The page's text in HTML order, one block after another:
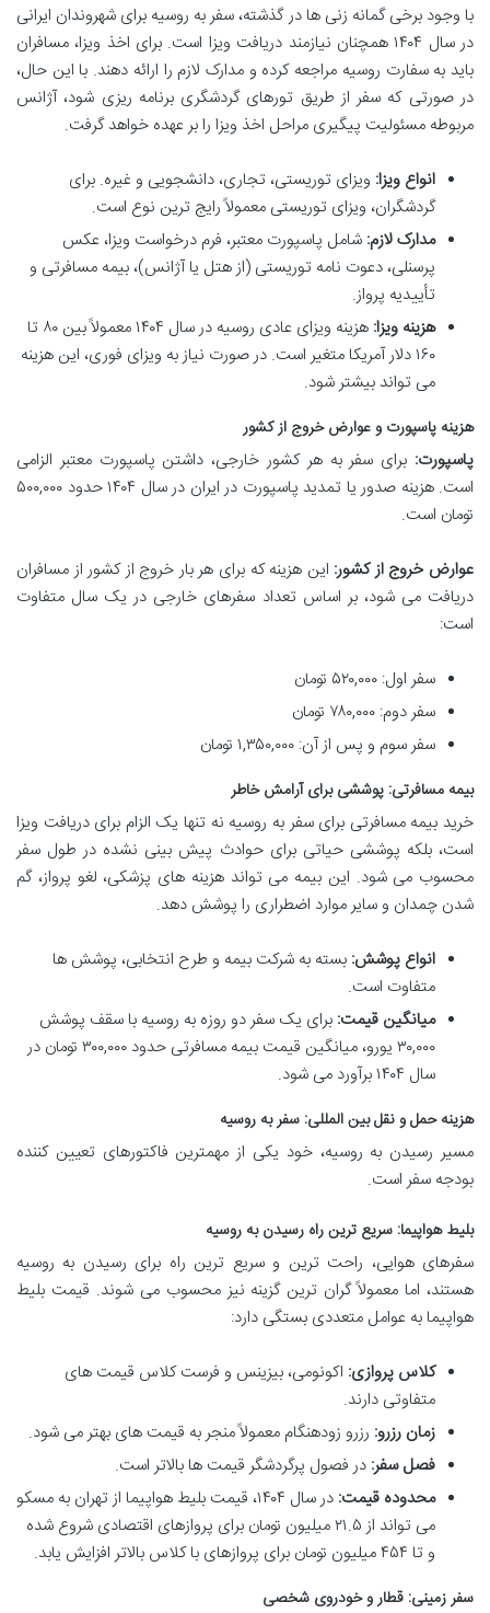
با وجود برخی گمانه زنی ها در گذشته، سفر به روسیه برای شهروندان ایرانی
در سال ۱۴۰۴ همچنان نیازمند دریافت ویزا است. برای اخذ ویزا، مسافران
باید به سفارت روسیه مراجعه کرده و مدارک لازم را ارائه دهند. با این حال،
در صورتی که سفر از طریق تورهای گردشگری برنامه ریزی شود، آژانس
مربوطه مسئولیت پیگیری مراحل اخذ ویزا را بر عهده خواهد گرفت.
انواع ویزا: ویزای توریستی، تجاری، دانشجویی و غیره. برای
گردشگران، ویزای توریستی معمولاً رایج ترین نوع است.
مدارک لازم: شامل پاسپورت معتبر، فرم درخواست ویزا، عکس
پرسنلی، دعوت نامه توریستی (از هتل یا آژانس)، بیمه مسافرتی و
تأییدیه پرواز.
هزینه ویزا:
هزینه ویزای عادی روسیه در سال ۱۴۰۴ معمولاً بین ۸۰ تا
۱۶۰ دلار آمریکا متغیر است. در صورت نیاز به ویزای فوری، این هزینه
می تواند بیشتر شود.
هزینه پاسپورت و عوارض خروج از کشور
پاسپورت: برای سفر به هر کشور خارجی، داشتن پاسپورت معتبر الزامی
است. هزینه صدور یا تمدید پاسپورت در ایران در سال ۱۴۰۴ حدود ۵۰۰,۰۰۰
تومان است.
عوارض خروج از کشور: این هزینه که برای هر بار خروج از کشور از مسافران
دریافت می شود، بر اساس تعداد سفرهای خارجی در یک سال متفاوت
است:
سفر اول: ۵۲۰,۰۰۰ تومان
سفر دوم: ۷۸۰,۰۰۰ تومان
سفر سوم و پس از آن: ۱,۳۵۰,۰۰۰ تومان
بیمه مسافرتی: پوششی برای آرامش خاطر
خرید بیمه مسافرتی برای سفر به روسیه نه تنها یک الزام برای دریافت ویزا
است، بلکه پوششی حیاتی برای حوادث پیش بینی نشده در طول سفر
محسوب می شود. این بیمه می تواند هزینه های پزشکی، لغو پرواز، گم
شدن چمدان و سایر موارد اضطراری را پوشش دهد.
انواع پوشش: بسته به شرکت بیمه و طرح انتخابی، پوشش ها
متفاوت است.
میانگین قیمت: برای یک سفر دو روزه به روسیه با سقف پوشش
۳۰,۰۰۰ یورو، میانگین قیمت بیمه مسافرتی حدود ۳۰۰,۰۰۰ تومان در
سال ۱۴۰۴ برآورد می شود.
هزینه حمل و نقل بین المللی: سفر به روسیه
مسیر رسیدن به روسیه، خود یکی از مهمترین فاکتورهای تعیین کننده
بودجه سفر است.
بلیط هواپیما: سریع ترین راه رسیدن به روسیه
سفرهای هوایی، راحت ترین و سریع ترین راه برای رسیدن به روسیه
هستند، اما معمولاً گران ترین گزینه نیز محسوب می شوند. قیمت بلیط
هواپیما به عوامل متعددی بستگی دارد:
کلاس پروازی: اکونومی، بیزینس و فرست کلاس قیمت های
متفاوتی دارند.
زمان رزرو: رزرو زودهنگام معمولاً منجر به قیمت های بهتر می شود.
فصل سفر: در فصول پرگردشگر قیمت ها بالاتر است.
محدوده قیمت:
در سال ۱۴۰۴، قیمت بلیط هواپیما از تهران به مسکو
می تواند از ۲۱.۵ میلیون تومان برای پروازهای اقتصادی شروع شده
و تا ۴۵۴ میلیون تومان برای پروازهای با کلاس بالاتر افزایش یابد.
سفر زمینی: قطار و خودروی شخصی